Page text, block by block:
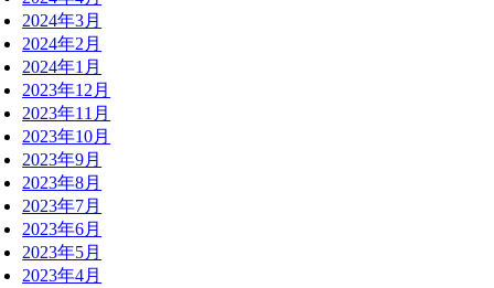
2024年3月
2024年2月
2024年1月
2023年12月
2023年11月
2023年10月
2023年9月
2023年8月
2023年7月
2023年6月
2023年5月
2023年4月